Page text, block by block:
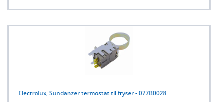
Electrolux, Sundanzer termostat til fryser - 077B0028